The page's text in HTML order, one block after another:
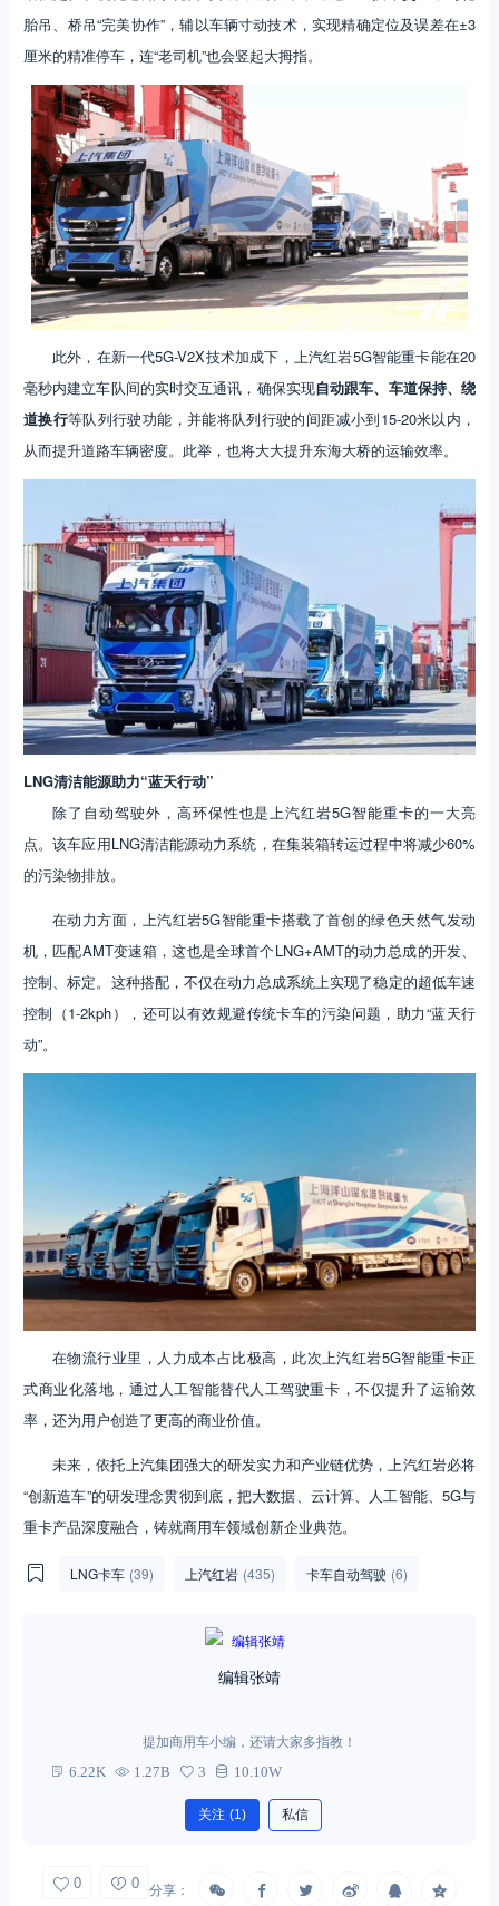
胎吊、桥吊“完美协作”，辅以车辆寸动技术，实现精确定位及误差在±3
厘米的精准停车，连“老司机”也会竖起大拇指。
此外，在新一代5G-V2X技术加成下，上汽红岩5G智能重卡能在20
毫秒内建立车队间的实时交互通讯，确保实现自动跟车、车道保持、绕
道换行等队列行驶功能，并能将队列行驶的间距减小到15-20米以内，
从而提升道路车辆密度。此举，也将大大提升东海大桥的运输效率。
LNG清洁能源助力“蓝天行动”
除了自动驾驶外，高环保性也是上汽红岩5G智能重卡的一大亮
点。该车应用LNG清洁能源动力系统，在集装箱转运过程中将减少60%
的污染物排放。
在动力方面，上汽红岩5G智能重卡搭载了首创的绿色天然气发动
机，匹配AMT变速箱，这也是全球首个LNG+AMT的动力总成的开发、
控制、标定。这种搭配，不仅在动力总成系统上实现了稳定的超低车速
控制（1-2kph），还可以有效规避传统卡车的污染问题，助力“蓝天行
动”。
在物流行业里，人力成本占比极高，此次上汽红岩5G智能重卡正
式商业化落地，通过人工智能替代人工驾驶重卡，不仅提升了运输效
率，还为用户创造了更高的商业价值。
未来，依托上汽集团强大的研发实力和产业链优势，上汽红岩必将
“创新造车”的研发理念贯彻到底，把大数据、云计算、人工智能、5G与
重卡产品深度融合，铸就商用车领域创新企业典范。
LNG卡车 (39) 上汽红岩 (435) 卡车自动驾驶 (6)
编辑张靖
提加商用车小编，还请大家多指教！
6.22K 1.27B 3 10.10W
关注 (1) 私信
0 0 分享：